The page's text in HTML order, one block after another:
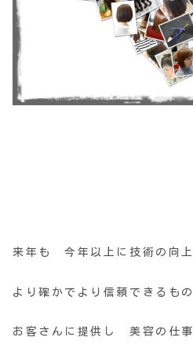
来年も 今年以上に技術の向上
より確かでより信頼できるも
お客さんに提供し 美容の仕